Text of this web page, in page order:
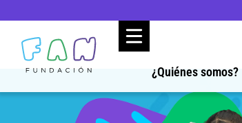
¿Quiénes somos?